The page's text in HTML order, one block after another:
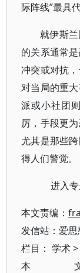
际阵线”最具
就伊斯
的关系通常
冲突或对抗
对当局的重
派或小社团
厉，手段更
尤其是那些
得人们警觉。
进入
本文责编：
发信站：爱
栏目： 学术>
本